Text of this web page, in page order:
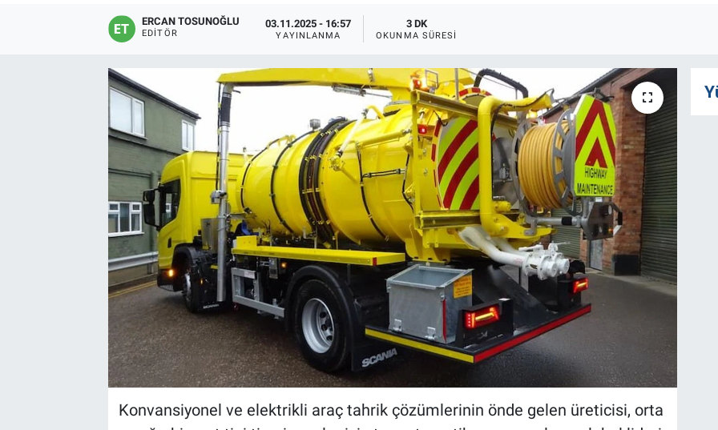
ERCAN TOSUNOĞLU
EDITÖR
03.11.2025 - 16:57
YAYINLANMA
3 DK
OKUNMA SÜRESI
Konvansiyonel ve elektrikli araç tahrik çözümlerinin önde gelen üreticisi, orta